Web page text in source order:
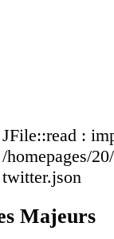
JFile::read :
/homepages/
twitter.json
Majeurs